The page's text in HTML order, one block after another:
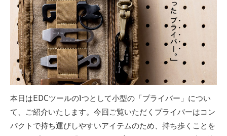
本日はEDCツールの1つとして小型の「プライバー」につい
て、ご紹介いたします。今回ご覧いただくプライバーはコン
パクトで持ち運びしやすいアイテムのため、持ち歩くことを